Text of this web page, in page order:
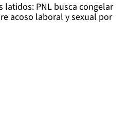
latidos: PNL busca congelar
acoso laboral y sexual por